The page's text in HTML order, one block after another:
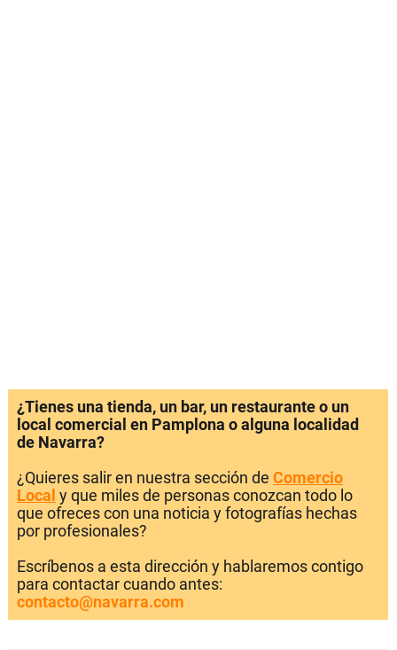
¿Tienes una tienda, un bar, un restaurante o un
local comercial en Pamplona o alguna localidad
de Navarra?
¿Quieres salir en nuestra sección de Comercio
Local y que miles de personas conozcan todo lo
que ofreces con una noticia y fotografías hechas
por profesionales?
Escríbenos a esta dirección y hablaremos contigo
para contactar cuando antes:
contacto@navarra.com